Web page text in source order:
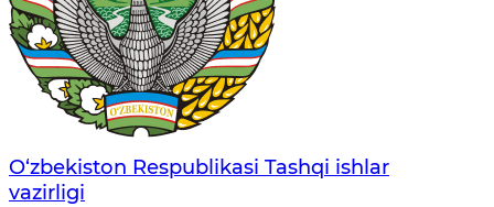
O‘zbеkistоn Rеspublikаsi Tashqi ishlаr
vаzirligi